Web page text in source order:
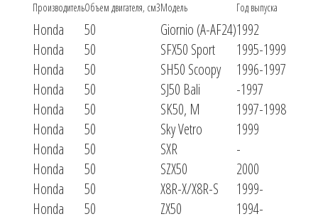
ПроизводительОбъем двигателя, см3Модель Год выпуска
Honda 50 Giornio (A-AF24)1992
Honda
50 SFX50 Sport
1995-1999
Honda
50 SH50 Scoopy
1996-1997
Honda
50 SJ50 Bali
-1997
Honda
50 SK50, M
1997-1998
Honda
50 Sky Vetro
1999
Honda
50 SXR
-
Honda
50 SZX50
2000
Honda
50 X8R-X/X8R-S
1999-
Honda
50 ZX50 1994-